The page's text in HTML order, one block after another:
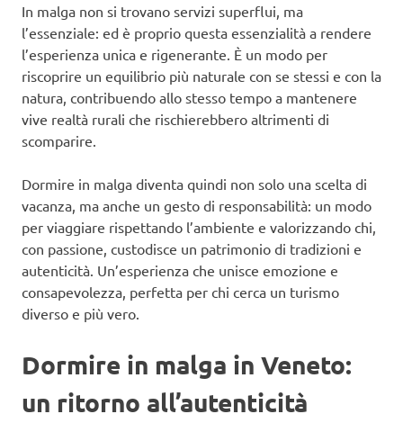
In malga non si trovano servizi superflui, ma
l’essenziale: ed è proprio questa essenzialità a rendere
l’esperienza unica e rigenerante. È un modo per
riscoprire un equilibrio più naturale con se stessi e con la
natura, contribuendo allo stesso tempo a mantenere
vive realtà rurali che rischierebbero altrimenti di
scomparire.
Dormire in malga diventa quindi non solo una scelta di
vacanza, ma anche un gesto di responsabilità: un modo
per viaggiare rispettando l’ambiente e valorizzando chi,
con passione, custodisce un patrimonio di tradizioni e
autenticità. Un’esperienza che unisce emozione e
consapevolezza, perfetta per chi cerca un turismo
diverso e più vero.
Dormire in malga in Veneto:
un ritorno all’autenticità